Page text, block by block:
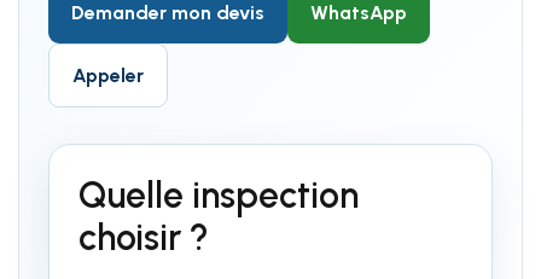
Demander mon devis WhatsApp
Appeler
Quelle inspection
choisir ?